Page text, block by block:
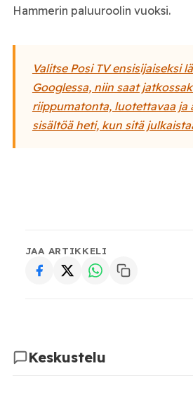
Hammerin paluuroolin vuoksi.
Valitse Posi TV ensisijaiseksi
Googlessa, niin saat
riippumatonta, luotettavaa ja
sisältöä heti, kun sitä
JAA ARTIKKELI
Keskustelu